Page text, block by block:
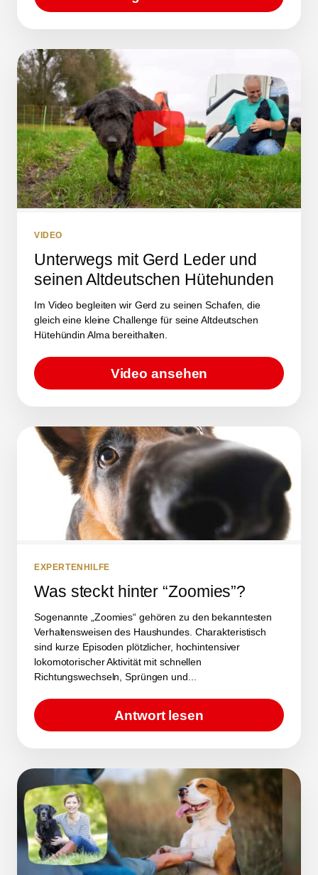
VIDEO
Unterwegs mit Gerd Leder und
seinen Altdeutschen Hütehunden
Im Video begleiten wir Gerd zu seinen Schafen, die
gleich eine kleine Challenge für seine Altdeutschen
Hütehündin Alma bereithalten.
Video ansehen
EXPERTENHILFE
Was steckt hinter “Zoomies”?
Sogenannte „Zoomies“ gehören zu den bekanntesten
Verhaltensweisen des Haushundes. Charakteristisch
sind kurze Episoden plötzlicher, hochintensiver
lokomotorischer Aktivität mit schnellen
Richtungswechseln, Sprüngen und...
Antwort lesen